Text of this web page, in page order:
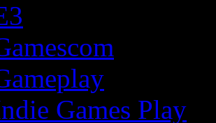
Games Play